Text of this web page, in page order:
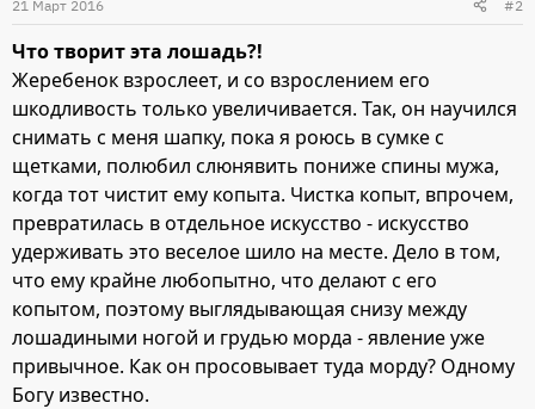
21 Март 2016 #2
Что творит эта лошадь?!
Жеребенок взрослеет, и со взрослением его
шкодливость только увеличивается. Так, он научился
снимать с меня шапку, пока я роюсь в сумке с
щетками, полюбил слюнявить пониже спины мужа,
когда тот чистит ему копыта. Чистка копыт, впрочем,
превратилась в отдельное искусство - искусство
удерживать это веселое шило на месте. Дело в том,
что ему крайне любопытно, что делают с его
копытом, поэтому выглядывающая снизу между
лошадиными ногой и грудью морда - явление уже
привычное. Как он просовывает туда морду? Одному
Богу известно.